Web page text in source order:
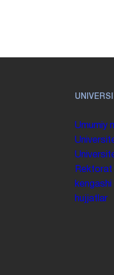
Umumiy
Rektorat
kengashi
hujjatlar